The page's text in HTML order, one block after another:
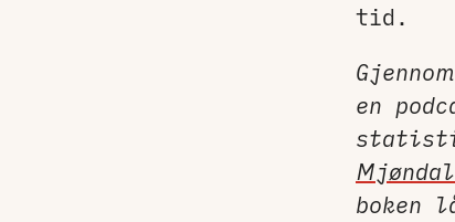
tid.
en
boken